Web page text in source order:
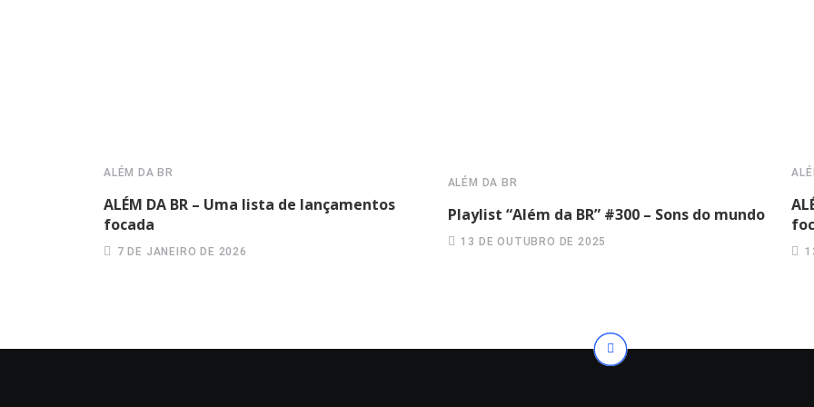
ALÉM DA BR
ALÉM DA BR – Uma lista de lançamentos
focada
7 DE JANEIRO DE 2026
ALÉM DA BR
Playlist “Além da BR” #300 – Sons do mundo
13 DE OUTUBRO DE 2025